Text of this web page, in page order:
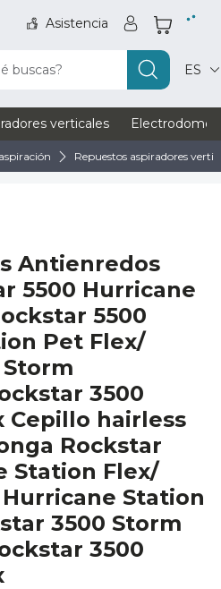
Asistencia
buscas? ES
verticales
Repuestos aspiradores
Antienredos
5500 Hurricane
5500
Pet Flex/
3500
Cepillo hairless
Rockstar
Station Flex/
Station
3500 Storm
3500